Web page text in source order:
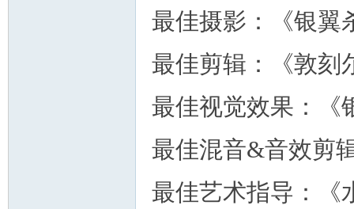
最佳摄影：《银翼
最佳剪辑：《敦刻
最佳视觉效果：《
最佳混音&音效剪
最佳艺术指导：《